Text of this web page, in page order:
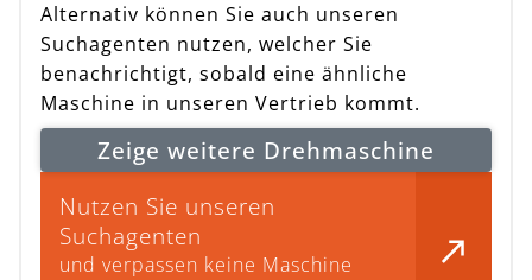
Alternativ können Sie auch unseren
Suchagenten nutzen, welcher Sie
benachrichtigt, sobald eine ähnliche
Maschine in unseren Vertrieb kommt.
Zeige weitere Drehmaschine
Nutzen Sie unseren
Suchagenten
und verpassen keine Maschine